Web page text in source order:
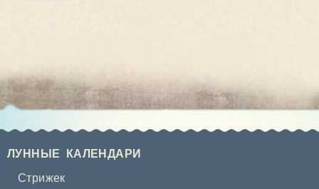
ЛУННЫЕ КАЛЕНДАРИ
Стрижек